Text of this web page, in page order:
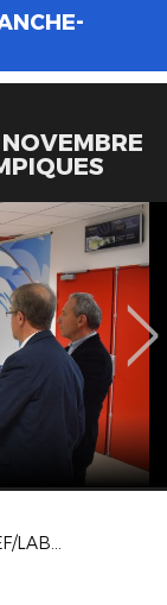
PHOTOS JOURNÉES PEF/LABELS CRÉDIT AGRICOLE 10/04/2026